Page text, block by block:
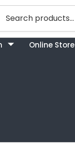
Online Store